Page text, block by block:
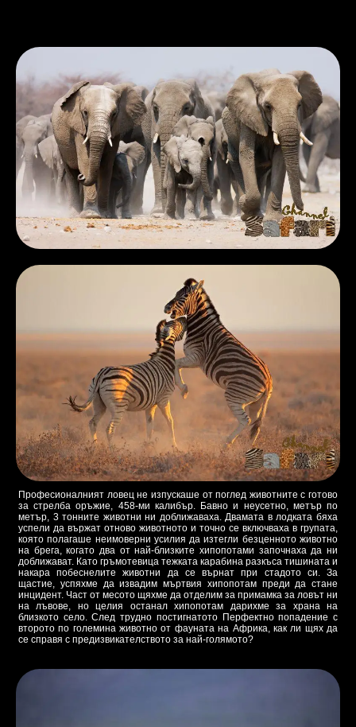
Професионалният ловец не изпускаше от поглед животните с готово
за стрелба оръжие, 458-ми калибър. Бавно и неусетно, метър по
метър, 3 тонните животни ни доближаваха. Двамата в лодката бяха
успели да вържат отново животното и точно се включваха в групата,
която полагаше неимоверни усилия да изтегли безценното животно
на брега, когато два от най-близките хипопотами започнаха да ни
доближават. Като гръмотевица тежката карабина разкъса тишината и
накара побеснелите животни да се върнат при стадото си. За
щастие, успяхме да извадим мъртвия хипопотам преди да стане
инцидент. Част от месото щяхме да отделим за примамка за ловът ни
на лъвове, но целия останал хипопотам дарихме за храна на
близкото село. След трудно постигнатото Перфектно попадение с
второто по големина животно от фауната на Африка, как ли щях да
се справя с предизвикателството за най-голямото?